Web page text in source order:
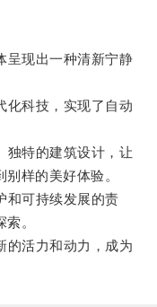
现出一种清新宁静
科技，实现了自动
特的建筑设计，让
样的美好体验。
可持续发展的责
。
活力和动力，成为